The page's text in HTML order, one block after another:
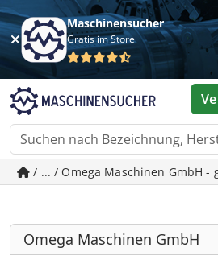
Maschinensucher
Gratis im Store
/ ... / Omega Maschinen GmbH
Omega Maschinen GmbH